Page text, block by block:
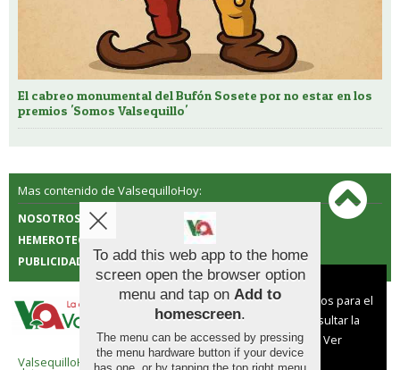
El cabreo monumental del Bufón Sosete por no estar en los
premios 'Somos Valsequillo'
Mas contenido de ValsequilloHoy:
NOSOTROS
CONTACTO
HEMEROTECA
POLÍTICA DE COOKIES
PUBLICIDAD
ValsequilloHoy |Términos de uso|Protección de
To add this web app to the home
screen open the browser option
menu and tap on Add to
homescreen.
The menu can be accessed by pressing
the menu hardware button if your device
Aviso sobre el Uso de cookies:
Utilizamos cookies nuestras y de terceros para el
funcionamiento del digital. Puedes consultar la
lista de cookies y como desconectarlas.
Ver
nuestra Política de Privacidad y Cookies